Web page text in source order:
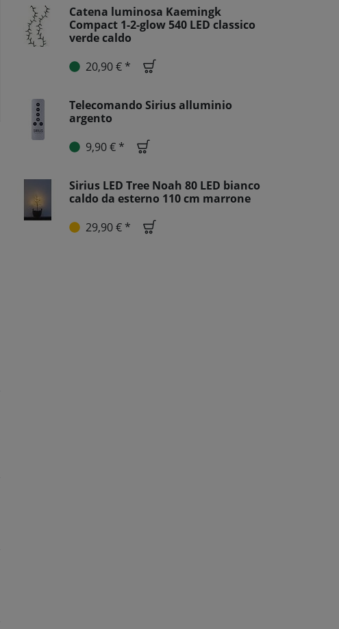
Catena luminosa Kaemingk
Compact 1-2-glow 540 LED classico
verde caldo
20,90 € *
Telecomando Sirius alluminio
argento
9,90 € *
Sirius LED Tree Noah 80 LED bianco
caldo da esterno 110 cm marrone
29,90 € *